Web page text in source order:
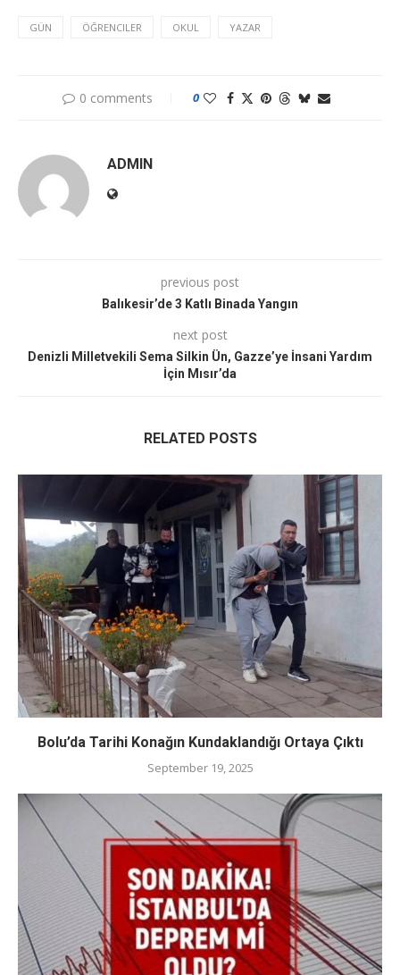
GÜN ÖĞRENCILER OKUL YAZAR
0 comments 0
ADMIN
previous post
Balıkesir’de 3 Katlı Binada Yangın
next post
Denizli Milletvekili Sema Silkin Ün, Gazze’ye İnsani Yardım
İçin Mısır’da
RELATED POSTS
Bolu’da Tarihi Konağın Kundaklandığı Ortaya Çıktı
September 19, 2025